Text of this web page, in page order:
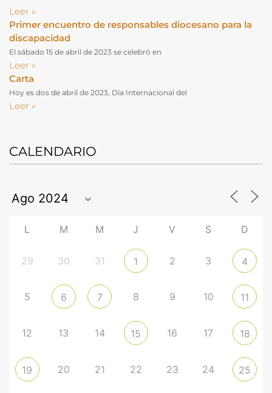
Leer »
Primer encuentro de responsables diocesano para la
discapacidad
El sábado 15 de abril de 2023 se celebró en
Leer »
Carta
Hoy es dos de abril de 2023, Día Internacional del
Leer »
CALENDARIO
L M M J V S D
29 30 31 1 2 3 4
5 6 7 8 9 10 11
12 13 14 15 16 17 18
19 20 21 22 23 24 25